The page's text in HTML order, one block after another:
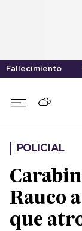
Fallecimiento
POLICIAL
Rauco
que